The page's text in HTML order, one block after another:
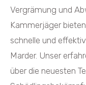
Vergrämung und
Kammerjäger
schnelle und
Marder. Unser
über die neuesten